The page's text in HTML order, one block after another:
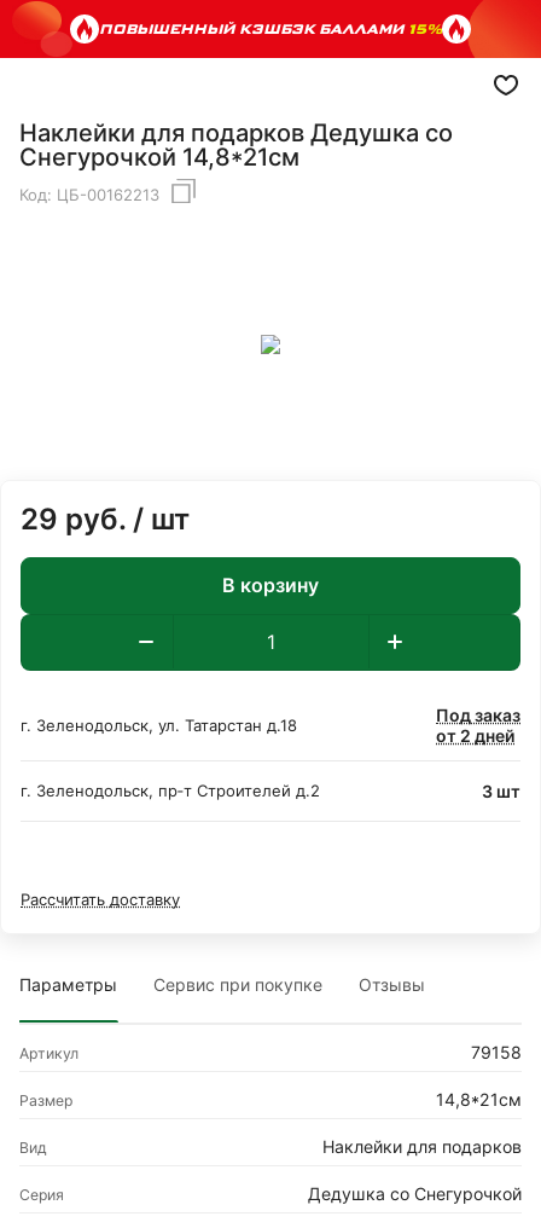
ПОВЫШЕННЫЙ КЭШБЭК БАЛЛАМИ15%
Наклейки для подарков Дедушка со
Снегурочкой 14,8*21см
Код: ЦБ-00162213
29 руб. / шт
В корзину
г. Зеленодольск, ул. Татарстан д.18
Под заказ
от 2 дней
г. Зеленодольск, пр‑т Строителей д.2 3 шт
Рассчитать доставку
Параметры Сервис при покупке Отзывы
Артикул 79158
Размер 14,8*21см
Вид Наклейки для подарков
Серия Дедушка со Снегурочкой